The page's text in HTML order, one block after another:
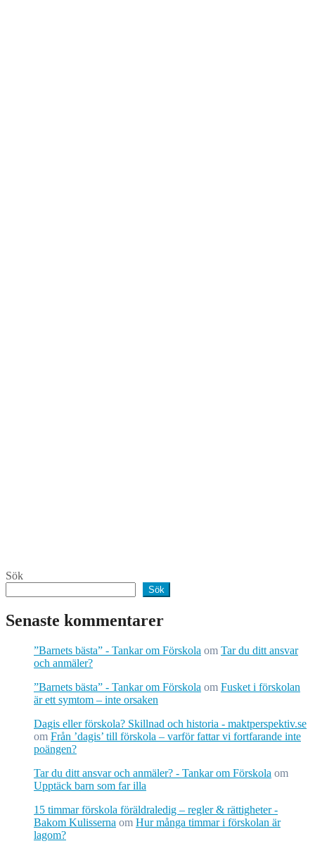
Sök
Sök
Senaste kommentarer
”Barnets bästa” - Tankar om Förskola om Tar du ditt ansvar
och anmäler?
”Barnets bästa” - Tankar om Förskola om Fusket i förskolan
är ett symtom – inte orsaken
Dagis eller förskola? Skillnad och historia - maktperspektiv.se
om Från ’dagis’ till förskola – varför fattar vi fortfarande inte
poängen?
Tar du ditt ansvar och anmäler? - Tankar om Förskola om
Upptäck barn som far illa
15 timmar förskola föräldraledig – regler & rättigheter -
Bakom Kulisserna om Hur många timmar i förskolan är
lagom?